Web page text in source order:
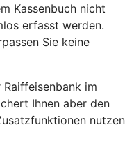
Kassenbuch nicht
erfasst werden.
Sie keine
im
Ihnen aber den
nutzen